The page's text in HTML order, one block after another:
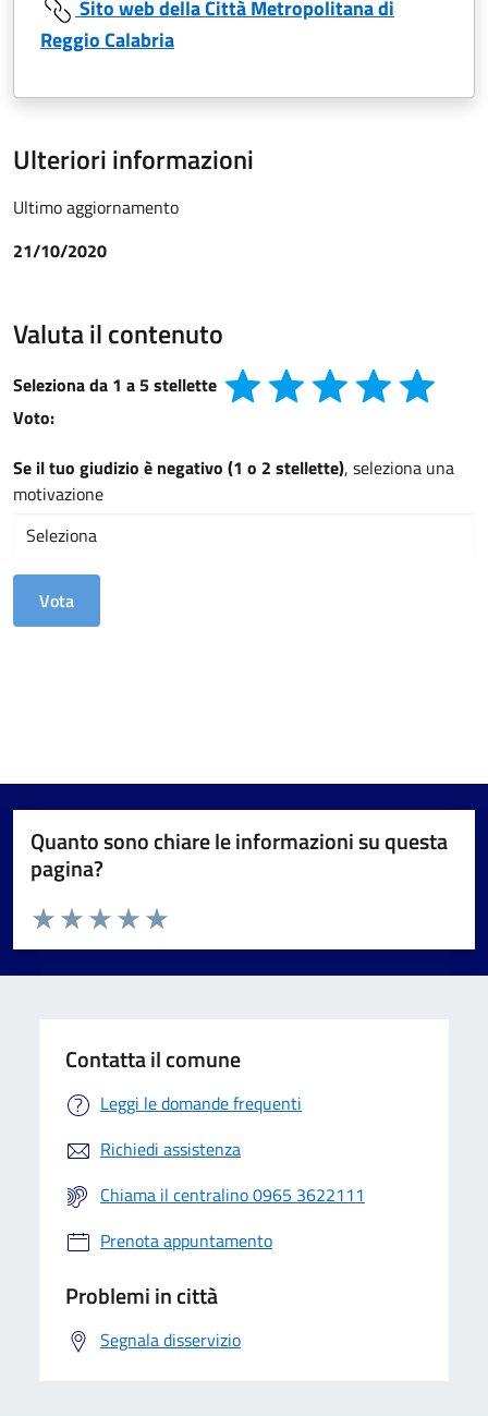
Sito web della Città Metropolitana di
Reggio Calabria
Ulteriori informazioni
Ultimo aggiornamento
21/10/2020
Valuta il contenuto
Seleziona da 1 a 5 stellette
Voto:
Se il tuo giudizio è negativo (1 o 2 stellette), seleziona una
motivazione
Quanto sono chiare le informazioni su questa
pagina?
Valuta da 1 a 5 stelle la pagina
Valuta 5 stelle su 5
Valuta 4 stelle su 5
Valuta 3 stelle su 5
Valuta 2 stelle su 5
Valuta 1 stelle su 5
Contatta il comune
Leggi le domande frequenti
Richiedi assistenza
Chiama il centralino 0965 3622111
Prenota appuntamento
Problemi in città
Segnala disservizio